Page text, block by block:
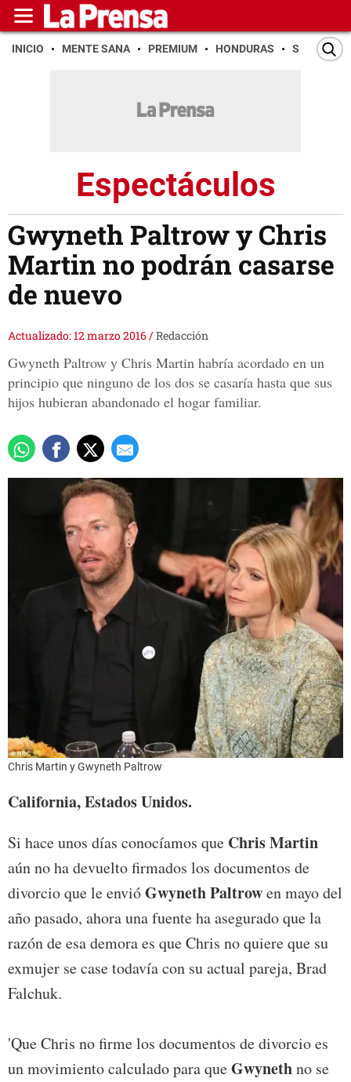
INICIO MENTE SANA PREMIUM HONDURAS SAN PEDRO
Espectáculos
Gwyneth Paltrow y Chris
Martin no podrán casarse
de nuevo
Actualizado: 12 marzo 2016/Redacción
Gwyneth Paltrow y Chris Martin habría acordado en un
principio que ninguno de los dos se casaría hasta que sus
hijos hubieran abandonado el hogar familiar.
Chris Martin y Gwyneth Paltrow
California, Estados Unidos.
Si hace unos días conocíamos que Chris Martin
aún no ha devuelto firmados los documentos de
divorcio que le envióGwyneth Paltrowen mayo del
año pasado, ahora una fuente ha asegurado que la
razón de esa demora es que Chris no quiere que su
exmujer se case todavía con su actual pareja, Brad
Falchuk.
'Que Chris no firme los documentos de divorcio es
un movimiento calculado para queGwynethno se